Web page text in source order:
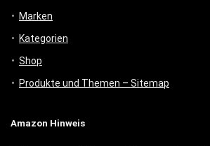
Marken
Kategorien
Shop
Produkte und Themen – Sitemap
Amazon Hinweis